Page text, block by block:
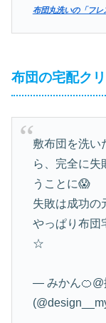
布団丸洗いの「フレ
布団の宅配ク
敷布団を洗い
ら、完全に失
うことに😱
失敗は成功の
やっぱり布団
☆
— みかん🍊@